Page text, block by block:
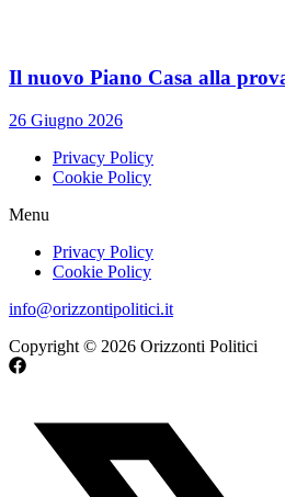
Il nuovo Piano Casa alla
26 Giugno 2026
Privacy Policy
Cookie Policy
Menu
Privacy Policy
Cookie Policy
info@orizzontipolitici.it
Copyright © 2026 Orizzonti Politici